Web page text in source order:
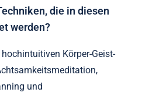
die in diesen
werden?
Körper-Geist-
und